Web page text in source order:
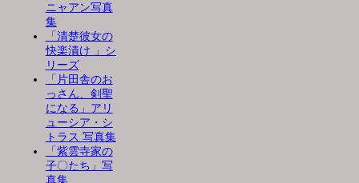
ニャアン写真
集
「清楚彼女の
快楽漬け 」シ
リーズ
「片田舎のお
っさん、剣聖
になる」アリ
ューシア・シ
トラス 写真集
「紫雲寺家の
子〇たち」写
真集